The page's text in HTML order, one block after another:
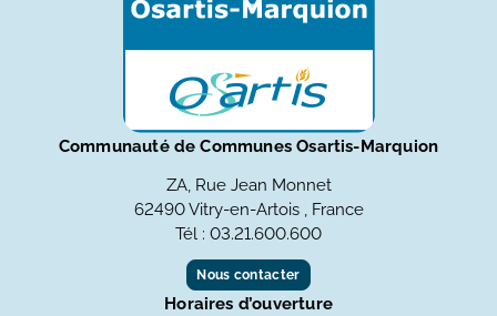
Communauté de Communes Osartis-Marquion
ZA, Rue Jean Monnet
62490 Vitry-en-Artois , France
Tél : 03.21.600.600
Nous contacter
Horaires d’ouverture